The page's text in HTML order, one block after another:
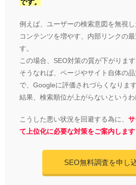
です。
例えば、ユーザーの検索意図を無視
コンテンツを増やす、内部リンクの
す。
この場合、SEO対策の質が下がります
そうなれば、ページやサイト自体の
で、Googleに評価されづらくなります
結果、検索順位が上がらないというわ
こうした悪い状況を回避する為に、
て上位化に必要な対策をご案内します
SEO無料調査を申し